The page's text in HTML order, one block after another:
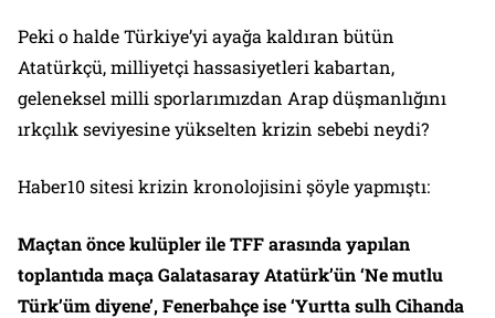
Peki o halde Türkiye’yi ayağa kaldıran bütün
Atatürkçü, milliyetçi hassasiyetleri kabartan,
geleneksel milli sporlarımızdan Arap düşmanlığını
ırkçılık seviyesine yükselten krizin sebebi neydi?
Haber10 sitesi krizin kronolojisini şöyle yapmıştı:
Maçtan önce kulüpler ile TFF arasında yapılan
toplantıda maça Galatasaray Atatürk’ün ‘Ne mutlu
Türk’üm diyene’, Fenerbahçe ise ‘Yurtta sulh Cihanda